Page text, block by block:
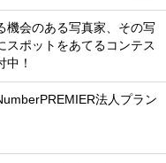
機会のある写真家、その写
スポットをあてるコンテス
中！
法人プラン